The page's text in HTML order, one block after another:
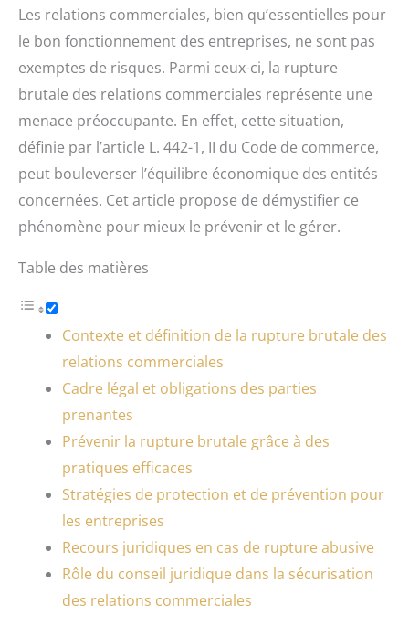
Les relations commerciales, bien qu’essentielles pour
le bon fonctionnement des entreprises, ne sont pas
exemptes de risques. Parmi ceux-ci, la rupture
brutale des relations commerciales représente une
menace préoccupante. En effet, cette situation,
définie par l’article L. 442-1, II du Code de commerce,
peut bouleverser l’équilibre économique des entités
concernées. Cet article propose de démystifier ce
phénomène pour mieux le prévenir et le gérer.
Table des matières
Contexte et définition de la rupture brutale des
relations commerciales
Cadre légal et obligations des parties
prenantes
Prévenir la rupture brutale grâce à des
pratiques efficaces
Stratégies de protection et de prévention pour
les entreprises
Recours juridiques en cas de rupture abusive
Rôle du conseil juridique dans la sécurisation
des relations commerciales